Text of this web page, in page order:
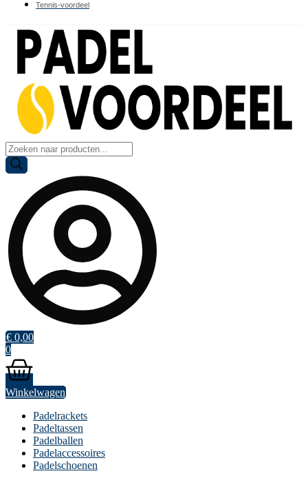
Tennis-voordeel
Producten
zoeken
€ 0,00
0
Winkelwagen
Padelrackets
Padeltassen
Padelballen
Padelaccessoires
Padelschoenen